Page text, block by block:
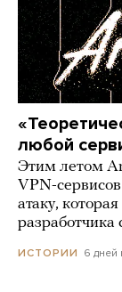
любой
Этим летом
VPN-
атаку,
разработчика
ИСТОРИИ 6 дней